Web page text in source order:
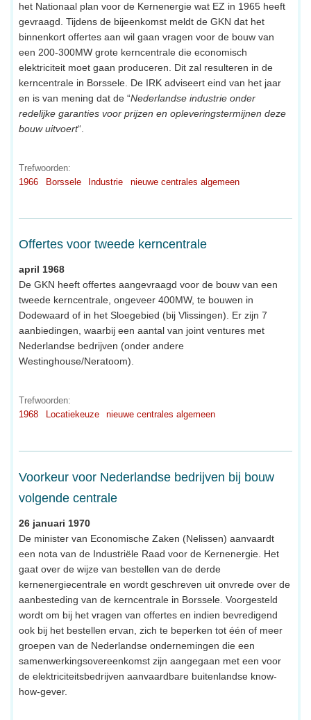
het Nationaal plan voor de Kernenergie wat EZ in 1965 heeft
gevraagd. Tijdens de bijeenkomst meldt de GKN dat het
binnenkort offertes aan wil gaan vragen voor de bouw van
een 200-300MW grote kerncentrale die economisch
elektriciteit moet gaan produceren. Dit zal resulteren in de
kerncentrale in Borssele. De IRK adviseert eind van het jaar
en is van mening dat de “Nederlandse industrie onder
redelijke garanties voor prijzen en opleveringstermijnen deze
bouw uitvoert“.
Trefwoorden:
1966
Borssele Industrie nieuwe centrales algemeen
Offertes voor tweede kerncentrale
april 1968
De GKN heeft offertes aangevraagd voor de bouw van een
tweede kerncentrale, ongeveer 400MW, te bouwen in
Dodewaard of in het Sloegebied (bij Vlissingen). Er zijn 7
aanbiedingen, waarbij een aantal van joint ventures met
Nederlandse bedrijven (onder andere
Westinghouse/Neratoom).
Trefwoorden:
1968
Locatiekeuze nieuwe centrales algemeen
Voorkeur voor Nederlandse bedrijven bij bouw
volgende centrale
26 januari 1970
De minister van Economische Zaken (Nelissen) aanvaardt
een nota van de Industriële Raad voor de Kernenergie. Het
gaat over de wijze van bestellen van de derde
kernenergiecentrale en wordt geschreven uit onvrede over de
aanbesteding van de kerncentrale in Borssele. Voorgesteld
wordt om bij het vragen van offertes en indien bevredigend
ook bij het bestellen ervan, zich te beperken tot één of meer
groepen van de Nederlandse ondernemingen die een
samenwerkingsovereenkomst zijn aangegaan met een voor
de elektriciteitsbedrijven aanvaardbare buitenlandse know-
how-gever.